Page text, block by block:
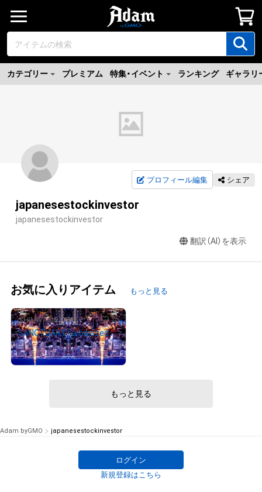
カテゴリー プレミアム 特集・イベント ランキング ギャラリ
プロフィール編集 シェア
japanesestockinvestor
japanesestockinvestor
翻訳（AI）を表示
お気に入りアイテム もっと見る
SHINWA ART NFT 15
SANCTUARY│urbanized nature No.0389-3-4 Ed.1/2
¥50,000
もっと見る
Adam byGMO japanesestockinvestor
ログイン
新規登録はこちら